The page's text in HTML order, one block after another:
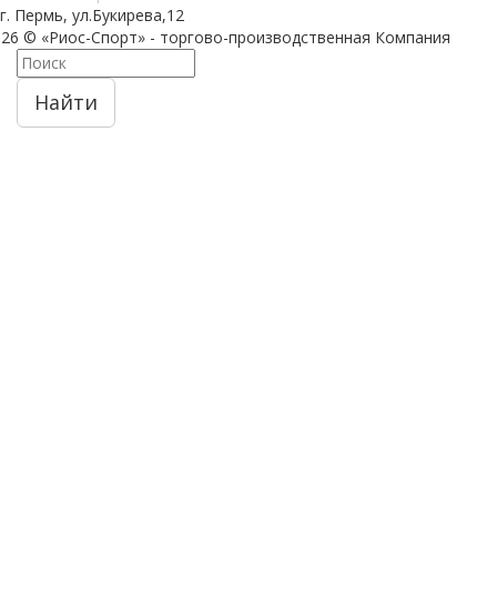
г. Пермь, ул.Букирева,12
© «Риос-Спорт» - торгово-производственная Компания
Найти